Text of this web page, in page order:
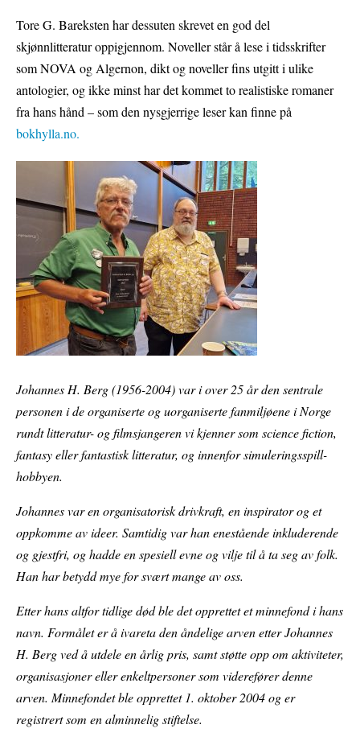
Tore G. Bareksten har dessuten skrevet en god del
skjønnlitteratur oppigjennom. Noveller står å lese i tidsskrifter
som NOVA og Algernon, dikt og noveller fins utgitt i ulike
antologier, og ikke minst har det kommet to realistiske romaner
fra hans hånd – som den nysgjerrige leser kan finne på
bokhylla.no.
Johannes H. Berg (1956-2004) var i over 25 år den sentrale
personen i de organiserte og uorganiserte fanmiljøene i Norge
rundt litteratur- og filmsjangeren vi kjenner som science fiction,
fantasy eller fantastisk litteratur, og innenfor simuleringsspill-
hobbyen.
Johannes var en organisatorisk drivkraft, en inspirator og et
oppkomme av ideer. Samtidig var han enestående inkluderende
og gjestfri, og hadde en spesiell evne og vilje til å ta seg av folk.
Han har betydd mye for svært mange av oss.
Etter hans altfor tidlige død ble det opprettet et minnefond i hans
navn. Formålet er å ivareta den åndelige arven etter Johannes
H. Berg ved å utdele en årlig pris, samt støtte opp om aktiviteter,
organisasjoner eller enkeltpersoner som viderefører denne
arven. Minnefondet ble opprettet 1. oktober 2004 og er
registrert som en alminnelig stiftelse.